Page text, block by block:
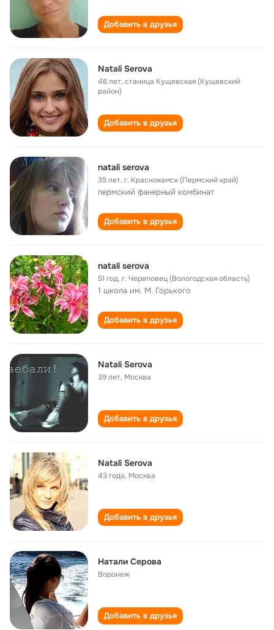
Добавить в друзья
Natali Serova
46 лет,станица Кущевская (Кущевский
район)
Добавить в друзья
natali serova
35 лет,г. Краснокамск (Пермский край)
пермский фанерный комбинат
Добавить в друзья
natali serova
51 год,г. Череповец (Вологодская область)
1 школа им. М. Горького
Добавить в друзья
Natali Serova
39 лет, Москва
Добавить в друзья
Natali Serova
43 года, Москва
Добавить в друзья
Натали Серова
Воронеж
Добавить в друзья